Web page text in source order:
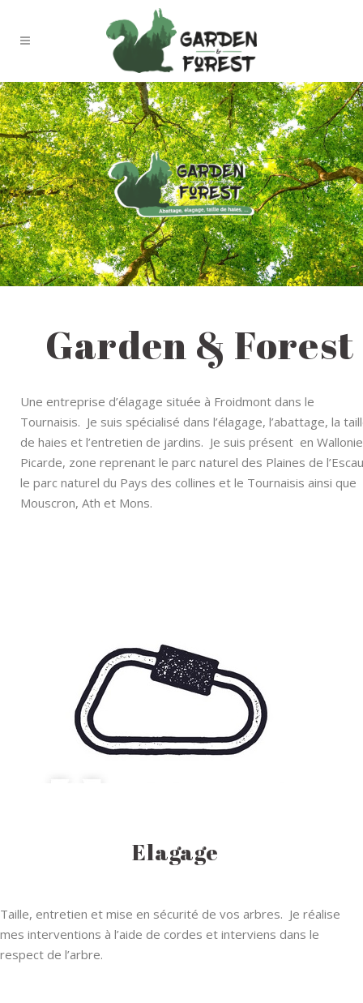
Garden & Forest
Une entreprise d’élagage située à Froidmont dans le
Tournaisis. Je suis spécialisé dans l’élagage, l’abattage, la
de haies et l’entretien de jardins. Je suis présent en Wallonie
Picarde, zone reprenant le parc naturel des Plaines de
le parc naturel du Pays des collines et le Tournaisis ainsi que
Mouscron, Ath et Mons.
Elagage
Taille, entretien et mise en sécurité de vos arbres. Je réalise
mes interventions à l’aide de cordes et interviens dans le
respect de l’arbre.